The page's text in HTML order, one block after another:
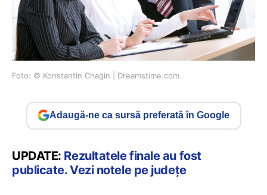
Foto: © Konstantin Chagin | Dreamstime.com
Adaugă-ne ca sursă preferată în Google
UPDATE: Rezultatele finale au fost
publicate. Vezi notele pe județe